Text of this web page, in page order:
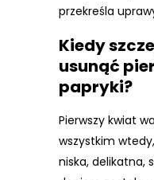
przekreśla
Kiedy
usunąć
papryki?
Pierwszy kwiat
wszystkim
niska, delikatna,